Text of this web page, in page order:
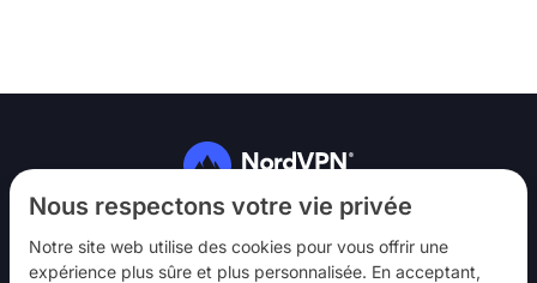
Nous respectons votre vie privée
Notre site web utilise des cookies pour vous offrir une
expérience plus sûre et plus personnalisée. En acceptant,
Suivez-nous